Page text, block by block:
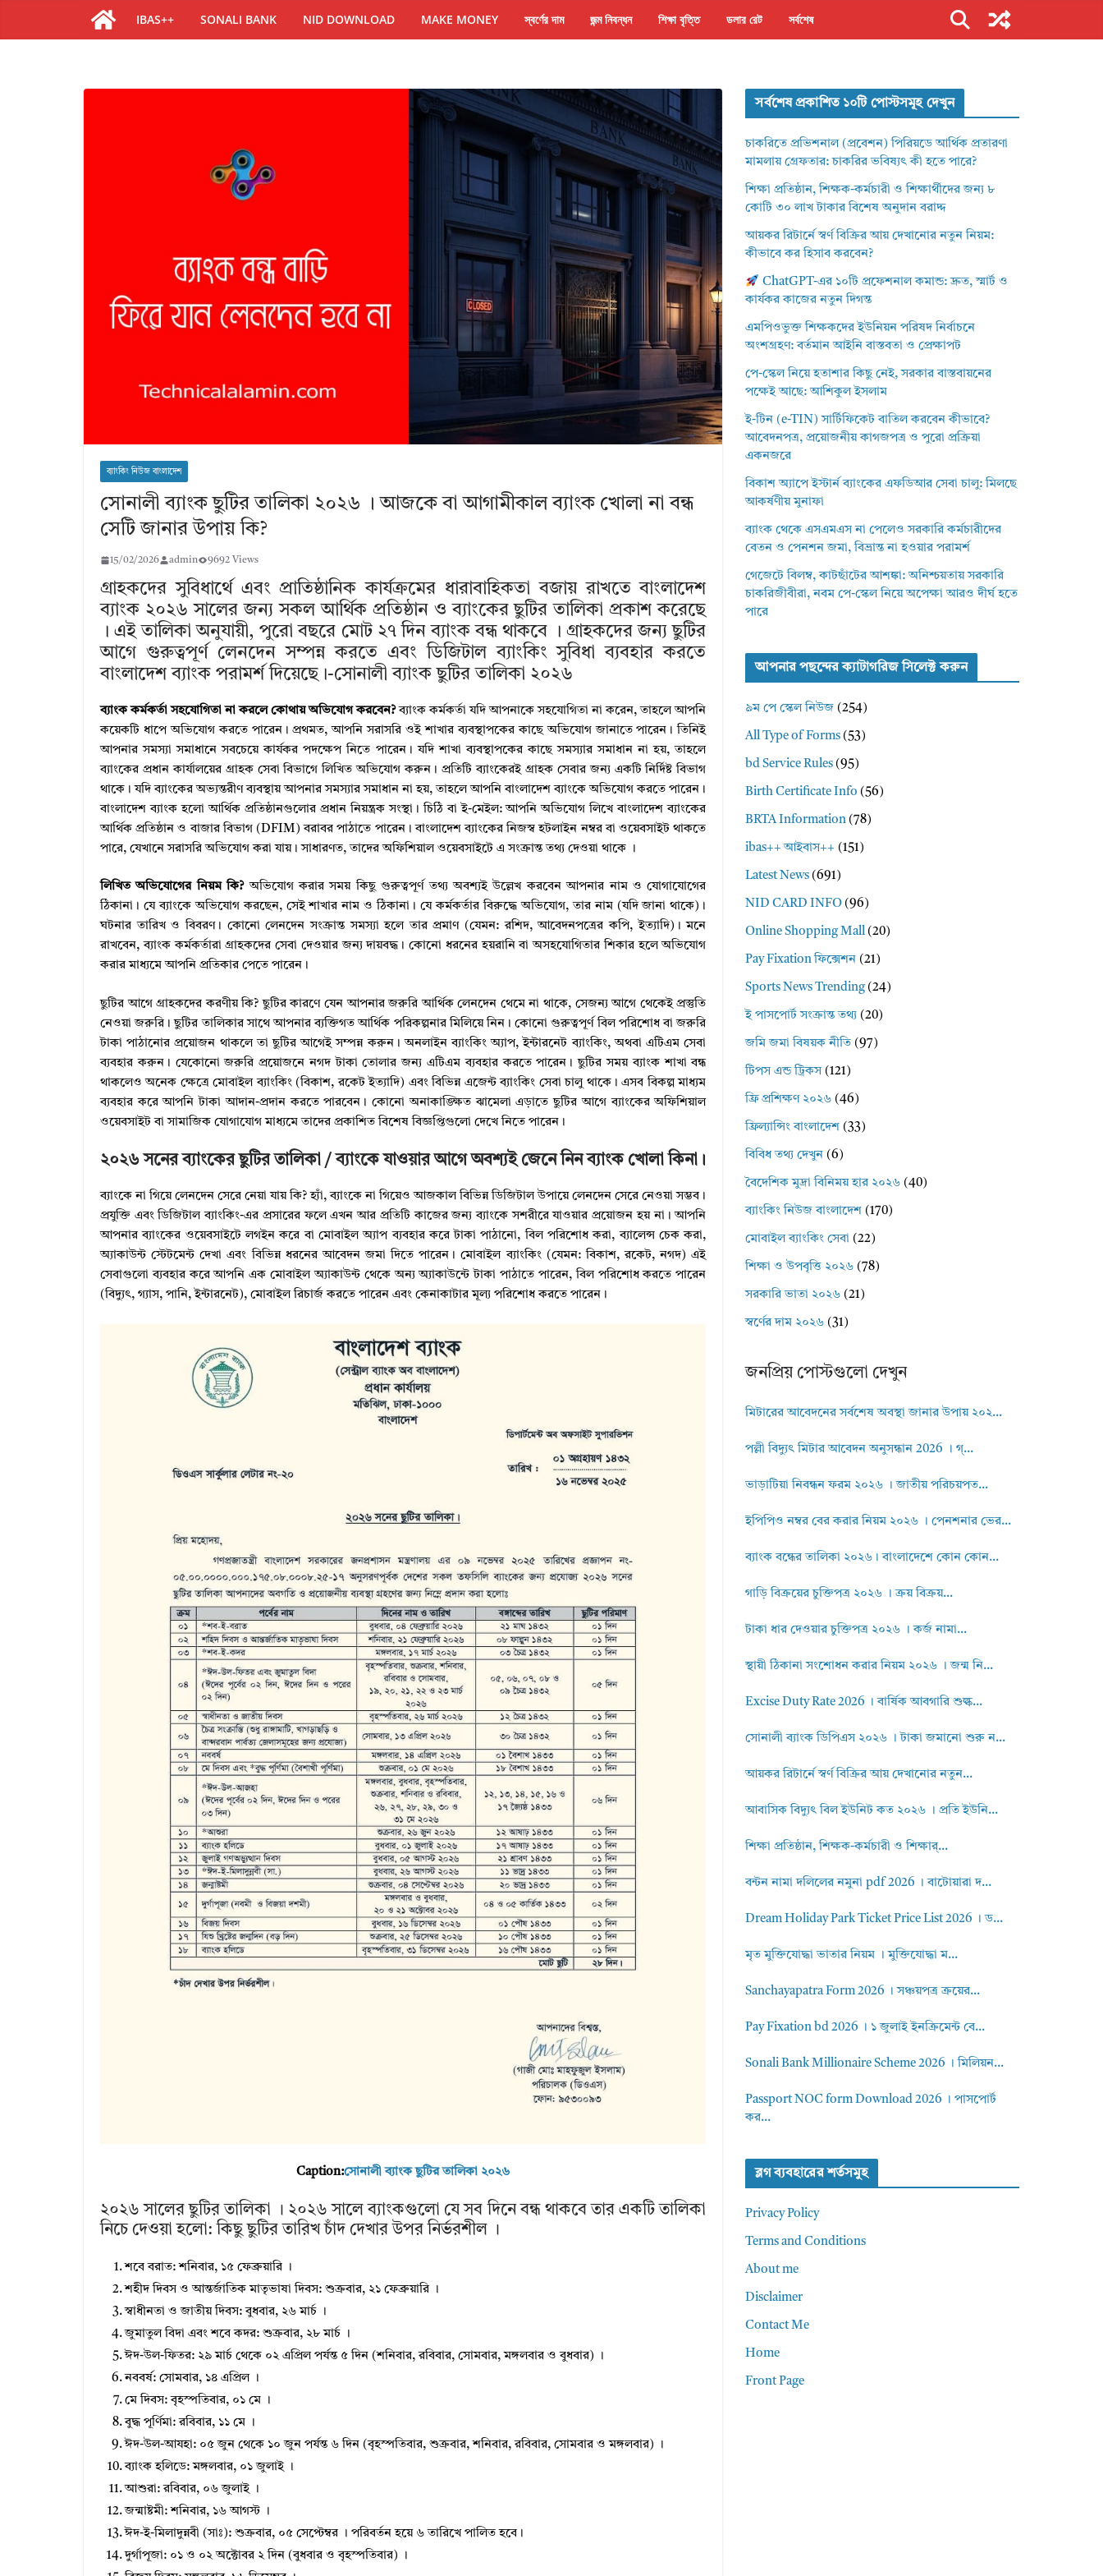
IBAS++ SONALI BANK NID DOWNLOAD MAKE MONEY স্বর্ণের দাম জন্ম নিবন্ধন শিক্ষা বৃত্তি ডলার রেট সর্বশেষ
ব্যাংকিং নিউজ বাংলাদেশ
সোনালী ব্যাংক ছুটির তালিকা ২০২৬ । আজকে বা আগামীকাল ব্যাংক খোলা না বন্ধ
সেটি জানার উপায় কি?
15/02/2026 admin 9692 Views
গ্রাহকদের সুবিধার্থে এবং প্রাতিষ্ঠানিক কার্যক্রমের ধারাবাহিকতা বজায় রাখতে বাংলাদেশ
ব্যাংক ২০২৬ সালের জন্য সকল আর্থিক প্রতিষ্ঠান ও ব্যাংকের ছুটির তালিকা প্রকাশ করেছে
। এই তালিকা অনুযায়ী, পুরো বছরে মোট ২৭ দিন ব্যাংক বন্ধ থাকবে । গ্রাহকদের জন্য ছুটির
আগে গুরুত্বপূর্ণ লেনদেন সম্পন্ন করতে এবং ডিজিটাল ব্যাংকিং সুবিধা ব্যবহার করতে
বাংলাদেশ ব্যাংক পরামর্শ দিয়েছে।-সোনালী ব্যাংক ছুটির তালিকা ২০২৬
ব্যাংক কর্মকর্তা সহযোগিতা না করলে কোথায় অভিযোগ করবেন?ব্যাংক কর্মকর্তা যদি আপনাকে সহযোগিতা না করেন, তাহলে আপনি
কয়েকটি ধাপে অভিযোগ করতে পারেন। প্রথমত, আপনি সরাসরি ওই শাখার ব্যবস্থাপকের কাছে অভিযোগ জানাতে পারেন। তিনিই
আপনার সমস্যা সমাধানে সবচেয়ে কার্যকর পদক্ষেপ নিতে পারেন। যদি শাখা ব্যবস্থাপকের কাছে সমস্যার সমাধান না হয়, তাহলে
ব্যাংকের প্রধান কার্যালয়ের গ্রাহক সেবা বিভাগে লিখিত অভিযোগ করুন। প্রতিটি ব্যাংকেরই গ্রাহক সেবার জন্য একটি নির্দিষ্ট বিভাগ
থাকে। যদি ব্যাংকের অভ্যন্তরীণ ব্যবস্থায় আপনার সমস্যার সমাধান না হয়, তাহলে আপনি বাংলাদেশ ব্যাংকে অভিযোগ করতে পারেন।
বাংলাদেশ ব্যাংক হলো আর্থিক প্রতিষ্ঠানগুলোর প্রধান নিয়ন্ত্রক সংস্থা। চিঠি বা ই-মেইল: আপনি অভিযোগ লিখে বাংলাদেশ ব্যাংকের
আর্থিক প্রতিষ্ঠান ও বাজার বিভাগ (DFIM) বরাবর পাঠাতে পারেন। বাংলাদেশ ব্যাংকের নিজস্ব হটলাইন নম্বর বা ওয়েবসাইট থাকতে
পারে, যেখানে সরাসরি অভিযোগ করা যায়। সাধারণত, তাদের অফিশিয়াল ওয়েবসাইটে এ সংক্রান্ত তথ্য দেওয়া থাকে ।
লিখিত অভিযোগের নিয়ম কি?অভিযোগ করার সময় কিছু গুরুত্বপূর্ণ তথ্য অবশ্যই উল্লেখ করবেন আপনার নাম ও যোগাযোগের
ঠিকানা। যে ব্যাংকে অভিযোগ করছেন, সেই শাখার নাম ও ঠিকানা। যে কর্মকর্তার বিরুদ্ধে অভিযোগ, তার নাম (যদি জানা থাকে)।
ঘটনার তারিখ ও বিবরণ। কোনো লেনদেন সংক্রান্ত সমস্যা হলে তার প্রমাণ (যেমন: রশিদ, আবেদনপত্রের কপি, ইত্যাদি)। মনে
রাখবেন, ব্যাংক কর্মকর্তারা গ্রাহকদের সেবা দেওয়ার জন্য দায়বদ্ধ। কোনো ধরনের হয়রানি বা অসহযোগিতার শিকার হলে অভিযোগ
করার মাধ্যমে আপনি প্রতিকার পেতে পারেন।
ছুটির আগে গ্রাহকদের করণীয় কি? ছুটির কারণে যেন আপনার জরুরি আর্থিক লেনদেন থেমে না থাকে, সেজন্য আগে থেকেই প্রস্তুতি
নেওয়া জরুরি। ছুটির তালিকার সাথে আপনার ব্যক্তিগত আর্থিক পরিকল্পনার মিলিয়ে নিন। কোনো গুরুত্বপূর্ণ বিল পরিশোধ বা জরুরি
টাকা পাঠানোর প্রয়োজন থাকলে তা ছুটির আগেই সম্পন্ন করুন। অনলাইন ব্যাংকিং অ্যাপ, ইন্টারনেট ব্যাংকিং, অথবা এটিএম সেবা
ব্যবহার করুন। যেকোনো জরুরি প্রয়োজনে নগদ টাকা তোলার জন্য এটিএম ব্যবহার করতে পারেন। ছুটির সময় ব্যাংক শাখা বন্ধ
থাকলেও অনেক ক্ষেত্রে মোবাইল ব্যাংকিং (বিকাশ, রকেট ইত্যাদি) এবং বিভিন্ন এজেন্ট ব্যাংকিং সেবা চালু থাকে। এসব বিকল্প মাধ্যম
ব্যবহার করে আপনি টাকা আদান-প্রদান করতে পারবেন। কোনো অনাকাঙ্ক্ষিত ঝামেলা এড়াতে ছুটির আগে ব্যাংকের অফিশিয়াল
ওয়েবসাইট বা সামাজিক যোগাযোগ মাধ্যমে তাদের প্রকাশিত বিশেষ বিজ্ঞপ্তিগুলো দেখে নিতে পারেন।
২০২৬ সনের ব্যাংকের ছুটির তালিকা / ব্যাংকে যাওয়ার আগে অবশ্যই জেনে নিন ব্যাংক খোলা কিনা।
ব্যাংকে না গিয়ে লেনদেন সেরে নেয়া যায় কি? হ্যাঁ, ব্যাংকে না গিয়েও আজকাল বিভিন্ন ডিজিটাল উপায়ে লেনদেন সেরে নেওয়া সম্ভব।
প্রযুক্তি এবং ডিজিটাল ব্যাংকিং-এর প্রসারের ফলে এখন আর প্রতিটি কাজের জন্য ব্যাংকে সশরীরে যাওয়ার প্রয়োজন হয় না। আপনি
আপনার ব্যাংকের ওয়েবসাইটে লগইন করে বা মোবাইল অ্যাপ ব্যবহার করে টাকা পাঠানো, বিল পরিশোধ করা, ব্যালেন্স চেক করা,
অ্যাকাউন্ট স্টেটমেন্ট দেখা এবং বিভিন্ন ধরনের আবেদন জমা দিতে পারেন। মোবাইল ব্যাংকিং (যেমন: বিকাশ, রকেট, নগদ) এই
সেবাগুলো ব্যবহার করে আপনি এক মোবাইল অ্যাকাউন্ট থেকে অন্য অ্যাকাউন্টে টাকা পাঠাতে পারেন, বিল পরিশোধ করতে পারেন
(বিদ্যুৎ, গ্যাস, পানি, ইন্টারনেট), মোবাইল রিচার্জ করতে পারেন এবং কেনাকাটার মূল্য পরিশোধ করতে পারেন।
Caption:সোনালী ব্যাংক ছুটির তালিকা ২০২৬
২০২৬ সালের ছুটির তালিকা । ২০২৬ সালে ব্যাংকগুলো যে সব দিনে বন্ধ থাকবে তার একটি তালিকা
নিচে দেওয়া হলো: কিছু ছুটির তারিখ চাঁদ দেখার উপর নির্ভরশীল ।
শবে বরাত: শনিবার, ১৫ ফেব্রুয়ারি ।
শহীদ দিবস ও আন্তর্জাতিক মাতৃভাষা দিবস: শুক্রবার, ২১ ফেব্রুয়ারি ।
স্বাধীনতা ও জাতীয় দিবস: বুধবার, ২৬ মার্চ ।
জুমাতুল বিদা এবং শবে কদর: শুক্রবার, ২৮ মার্চ ।
ঈদ-উল-ফিতর: ২৯ মার্চ থেকে ০২ এপ্রিল পর্যন্ত ৫ দিন (শনিবার, রবিবার, সোমবার, মঙ্গলবার ও বুধবার) ।
নববর্ষ: সোমবার, ১৪ এপ্রিল ।
মে দিবস: বৃহস্পতিবার, ০১ মে ।
বুদ্ধ পূর্ণিমা: রবিবার, ১১ মে ।
ঈদ-উল-আযহা: ০৫ জুন থেকে ১০ জুন পর্যন্ত ৬ দিন (বৃহস্পতিবার, শুক্রবার, শনিবার, রবিবার, সোমবার ও মঙ্গলবার) ।
ব্যাংক হলিডে: মঙ্গলবার, ০১ জুলাই ।
আশুরা: রবিবার, ০৬ জুলাই ।
জন্মাষ্টমী: শনিবার, ১৬ আগস্ট ।
ঈদ-ই-মিলাদুন্নবী (সাঃ): শুক্রবার, ০৫ সেপ্টেম্বর । পরিবর্তন হয়ে ৬ তারিখে পালিত হবে।
দুর্গাপূজা: ০১ ও ০২ অক্টোবর ২ দিন (বুধবার ও বৃহস্পতিবার) ।
সর্বশেষ প্রকাশিত ১০টি পোস্টসমূহ দেখুন
চাকরিতে প্রভিশনাল (প্রবেশন) পিরিয়ডে আর্থিক প্রতারণা
মামলায় গ্রেফতার: চাকরির ভবিষ্যৎ কী হতে পারে?
শিক্ষা প্রতিষ্ঠান, শিক্ষক-কর্মচারী ও শিক্ষার্থীদের জন্য ৮
কোটি ৩০ লাখ টাকার বিশেষ অনুদান বরাদ্দ
আয়কর রিটার্নে স্বর্ণ বিক্রির আয় দেখানোর নতুন নিয়ম:
কীভাবে কর হিসাব করবেন?
ChatGPT-এর ১০টি প্রফেশনাল কমান্ড: দ্রুত, স্মার্ট ও
কার্যকর কাজের নতুন দিগন্ত
এমপিওভুক্ত শিক্ষকদের ইউনিয়ন পরিষদ নির্বাচনে
অংশগ্রহণ: বর্তমান আইনি বাস্তবতা ও প্রেক্ষাপট
পে-স্কেল নিয়ে হতাশার কিছু নেই, সরকার বাস্তবায়নের
পক্ষেই আছে: আশিকুল ইসলাম
ই-টিন (e-TIN) সার্টিফিকেট বাতিল করবেন কীভাবে?
আবেদনপত্র, প্রয়োজনীয় কাগজপত্র ও পুরো প্রক্রিয়া
একনজরে
বিকাশ অ্যাপে ইস্টার্ন ব্যাংকের এফডিআর সেবা চালু: মিলছে
আকর্ষণীয় মুনাফা
ব্যাংক থেকে এসএমএস না পেলেও সরকারি কর্মচারীদের
বেতন ও পেনশন জমা, বিভ্রান্ত না হওয়ার পরামর্শ
গেজেটে বিলম্ব, কাটছাঁটের আশঙ্কা: অনিশ্চয়তায় সরকারি
চাকরিজীবীরা, নবম পে-স্কেল নিয়ে অপেক্ষা আরও দীর্ঘ হতে
পারে
আপনার পছন্দের ক্যাটাগরিজ সিলেক্ট করুন
৯ম পে স্কেল নিউজ (254)
All Type of Forms (53)
bd Service Rules (95)
Birth Certificate Info (56)
BRTA Information (78)
ibas++ আইবাস++ (151)
Latest News (691)
NID CARD INFO (96)
Online Shopping Mall (20)
Pay Fixation ফিক্সেশন (21)
Sports News Trending(24)
ই পাসপোর্ট সংক্রান্ত তথ্য (20)
জমি জমা বিষয়ক নীতি (97)
টিপস এন্ড ট্রিকস (121)
ফ্রি প্রশিক্ষণ ২০২৬ (46)
ফ্রিল্যান্সিং বাংলাদেশ (33)
বিবিধ তথ্য দেখুন (6)
বৈদেশিক মুদ্রা বিনিময় হার ২০২৬ (40)
ব্যাংকিং নিউজ বাংলাদেশ (170)
মোবাইল ব্যাংকিং সেবা (22)
শিক্ষা ও উপবৃত্তি ২০২৬ (78)
সরকারি ভাতা ২০২৬ (21)
স্বর্ণের দাম ২০২৬ (31)
জনপ্রিয় পোস্টগুলো দেখুন
মিটারের আবেদনের সর্বশেষ অবস্থা জানার উপায় ২০২...
পল্লী বিদ্যুৎ মিটার আবেদন অনুসন্ধান 2026 । গ্...
ভাড়াটিয়া নিবন্ধন ফরম ২০২৬ । জাতীয় পরিচয়পত...
ইপিপিও নম্বর বের করার নিয়ম ২০২৬ । পেনশনার ভের...
ব্যাংক বন্ধের তালিকা ২০২৬। বাংলাদেশে কোন কোন...
গাড়ি বিক্রয়ের চুক্তিপত্র ২০২৬ । ক্রয় বিক্রয়...
টাকা ধার দেওয়ার চুক্তিপত্র ২০২৬ । কর্জ নামা...
স্থায়ী ঠিকানা সংশোধন করার নিয়ম ২০২৬ । জন্ম নি...
Excise Duty Rate 2026 । বার্ষিক আবগারি শুল্ক...
সোনালী ব্যাংক ডিপিএস ২০২৬ । টাকা জমানো শুরু ন...
আয়কর রিটার্নে স্বর্ণ বিক্রির আয় দেখানোর নতুন...
আবাসিক বিদ্যুৎ বিল ইউনিট কত ২০২৬ । প্রতি ইউনি...
শিক্ষা প্রতিষ্ঠান, শিক্ষক-কর্মচারী ও শিক্ষার্...
বন্টন নামা দলিলের নমুনা pdf 2026 । বাটোয়ারা দ...
Dream Holiday Park Ticket Price List 2026 । ড...
মৃত মুক্তিযোদ্ধা ভাতার নিয়ম । মুক্তিযোদ্ধা ম...
Sanchayapatra Form 2026 । সঞ্চয়পত্র ক্রয়ের...
Pay Fixation bd 2026 । ১ জুলাই ইনক্রিমেন্ট বে...
Sonali Bank Millionaire Scheme 2026 । মিলিয়ন...
Passport NOC form Download 2026 । পাসপোর্ট
কর...
ব্লগ ব্যবহারের শর্তসমুহ
Privacy Policy
Terms and Conditions
About me
Disclaimer
Contact Me
Home
Front Page